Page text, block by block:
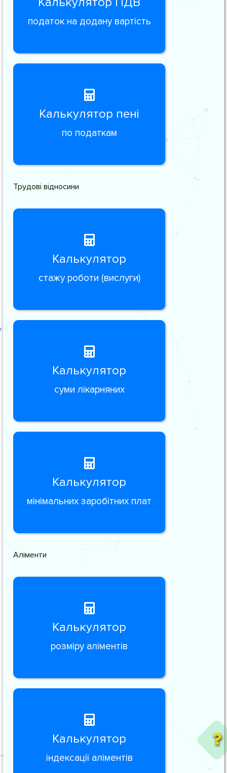
податок на додану вартість
Калькулятор пені
по податкам
Трудові відносини
Калькулятор
стажу роботи (вислуги)
Калькулятор
суми лікарняних
Калькулятор
мінімальних заробітних плат
Аліменти
Калькулятор
розміру аліментів
Калькулятор
індексації аліментів